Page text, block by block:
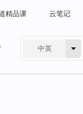
精品课 云笔记
中英